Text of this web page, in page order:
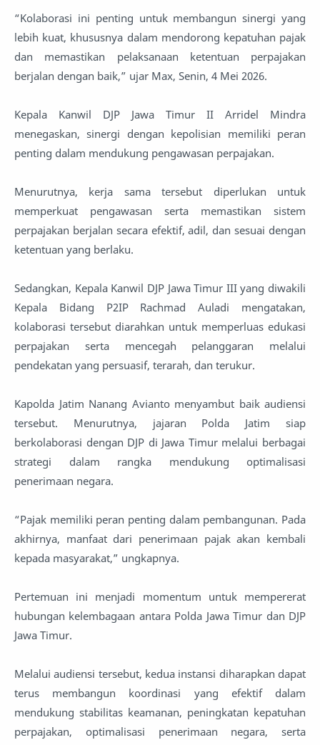
“Kolaborasi ini penting untuk membangun sinergi yang
lebih kuat, khususnya dalam mendorong kepatuhan pajak
dan memastikan pelaksanaan ketentuan perpajakan
berjalan dengan baik,” ujar Max, Senin, 4 Mei 2026.
Kepala Kanwil DJP Jawa Timur II Arridel Mindra
menegaskan, sinergi dengan kepolisian memiliki peran
penting dalam mendukung pengawasan perpajakan.
Menurutnya, kerja sama tersebut diperlukan untuk
memperkuat pengawasan serta memastikan sistem
perpajakan berjalan secara efektif, adil, dan sesuai dengan
ketentuan yang berlaku.
Sedangkan, Kepala Kanwil DJP Jawa Timur III yang diwakili
Kepala Bidang P2IP Rachmad Auladi mengatakan,
kolaborasi tersebut diarahkan untuk memperluas edukasi
perpajakan serta mencegah pelanggaran melalui
pendekatan yang persuasif, terarah, dan terukur.
Kapolda Jatim Nanang Avianto menyambut baik audiensi
tersebut. Menurutnya, jajaran Polda Jatim siap
berkolaborasi dengan DJP di Jawa Timur melalui berbagai
strategi dalam rangka mendukung optimalisasi
penerimaan negara.
“Pajak memiliki peran penting dalam pembangunan. Pada
akhirnya, manfaat dari penerimaan pajak akan kembali
kepada masyarakat,” ungkapnya.
Pertemuan ini menjadi momentum untuk mempererat
hubungan kelembagaan antara Polda Jawa Timur dan DJP
Jawa Timur.
Melalui audiensi tersebut, kedua instansi diharapkan dapat
terus membangun koordinasi yang efektif dalam
mendukung stabilitas keamanan, peningkatan kepatuhan
perpajakan, optimalisasi penerimaan negara, serta